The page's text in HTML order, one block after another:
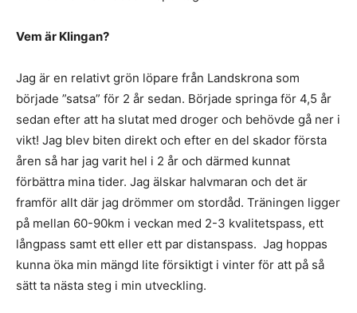
Vem är Klingan?
Jag är en relativt grön löpare från Landskrona som
började ”satsa” för 2 år sedan. Började springa för 4,5 år
sedan efter att ha slutat med droger och behövde gå ner i
vikt! Jag blev biten direkt och efter en del skador första
åren så har jag varit hel i 2 år och därmed kunnat
förbättra mina tider. Jag älskar halvmaran och det är
framför allt där jag drömmer om stordåd. Träningen ligger
på mellan 60-90km i veckan med 2-3 kvalitetspass, ett
långpass samt ett eller ett par distanspass. Jag hoppas
kunna öka min mängd lite försiktigt i vinter för att på så
sätt ta nästa steg i min utveckling.